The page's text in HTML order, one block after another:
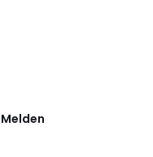
Melden